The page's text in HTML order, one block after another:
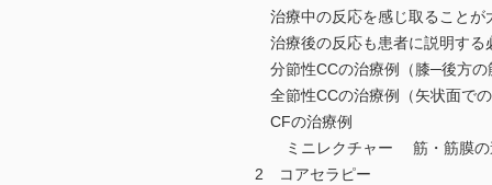
治療中の反応を感じ取ることが
治療後の反応も患者に説明する
分節性CCの治療例（膝─後方の
全節性CCの治療例（矢状面で
CFの治療例
ミニレクチャー 筋・筋膜の
2 コアセラピー